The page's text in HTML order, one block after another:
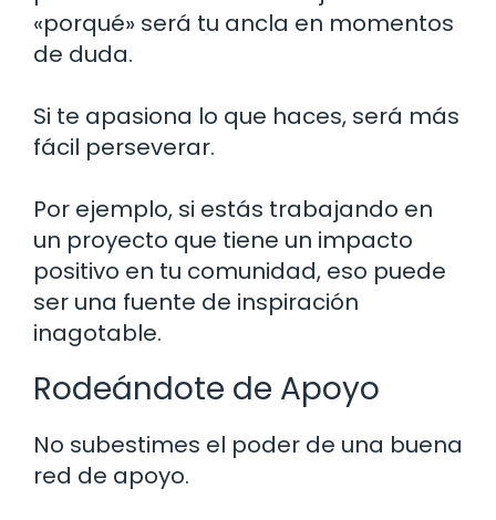
«porqué» será tu ancla en momentos
de duda.
Si te apasiona lo que haces, será más
fácil perseverar.
Por ejemplo, si estás trabajando en
un proyecto que tiene un impacto
positivo en tu comunidad, eso puede
ser una fuente de inspiración
inagotable.
Rodeándote de Apoyo
No subestimes el poder de una buena
red de apoyo.